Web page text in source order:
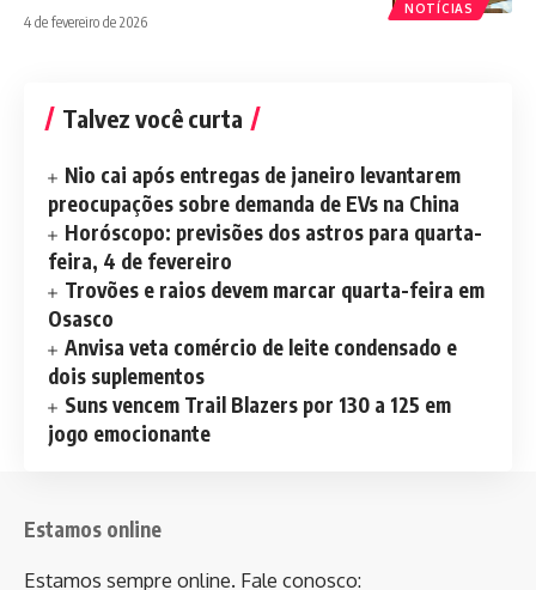
NOTÍCIAS
4 de fevereiro de 2026
Talvez você curta
Nio cai após entregas de janeiro levantarem
preocupações sobre demanda de EVs na China
Horóscopo: previsões dos astros para quarta-
feira, 4 de fevereiro
Trovões e raios devem marcar quarta-feira em
Osasco
Anvisa veta comércio de leite condensado e
dois suplementos
Suns vencem Trail Blazers por 130 a 125 em
jogo emocionante
Estamos online
Estamos sempre online. Fale conosco: